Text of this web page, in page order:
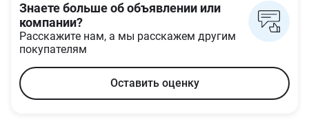
Знаете больше об объявлении или
компании?
Расскажите нам, а мы расскажем другим
покупателям
Оставить оценку